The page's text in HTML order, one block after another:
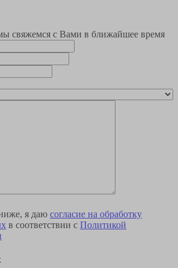
свяжемся с Вами в ближайшее время
я даю согласие на обработку
в соответствии с Политикой